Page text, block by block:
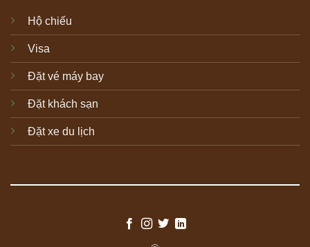
Hộ chiếu
Visa
Đặt vé máy bay
Đặt khách sạn
Đặt xe du lịch